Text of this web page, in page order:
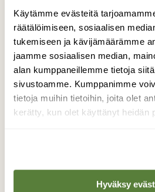
Käytämme evästeitä
räätälöimiseen, sosiaalisen
tukemiseen ja kävijämäärämme
jaamme sosiaalisen median,
alan kumppaneillemme tietoja
sivustoamme. Kumppanimme
tietoja muihin tietoihin, joita olet
kerätty, kun olet käyttänyt heidän
Hyväksy